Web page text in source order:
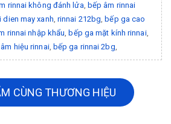
rinnai không đánh lửa, bếp âm rinnai
dien may xanh, rinnai 212bg, bếp ga cao
rinnai nhập khẩu, bếp ga mặt kính rinnai,
hiệu rinnai, bếp ga rinnai 2bg,
CÙNG THƯƠNG HIỆU